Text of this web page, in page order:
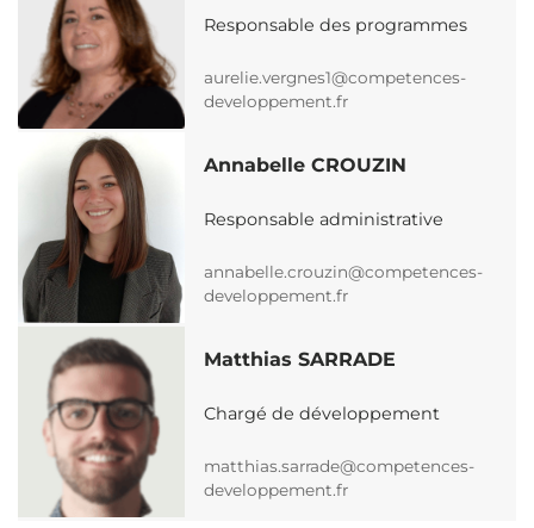
Responsable des programmes
aurelie.vergnes1@competences-
developpement.fr
Annabelle CROUZIN
Responsable administrative
annabelle.crouzin@competences-
developpement.fr
Matthias SARRADE
Chargé de développement
matthias.sarrade@competences-
developpement.fr